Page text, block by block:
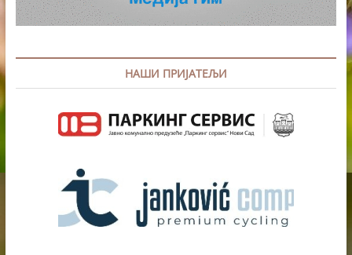
НАШИ ПРИЈАТЕЉИ